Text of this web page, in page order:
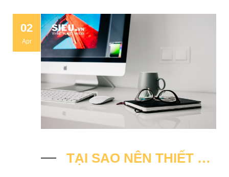
02
Apr
TẠI SAO NÊN THIẾT KẾ WEBSITE NỘI THẤT